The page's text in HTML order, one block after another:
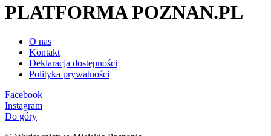
PLATFORMA POZNAN.PL
O nas
Kontakt
Deklaracja dostępności
Polityka prywatności
Facebook
Instagram
Do góry